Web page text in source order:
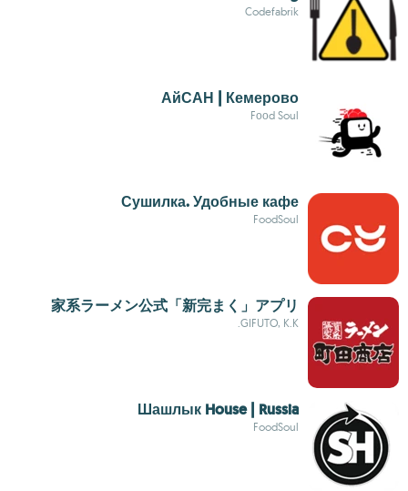
Codefabrik
АйСАН | Кемерово
Fооd Soul
Сушилка. Удобные кафе
FoodSoul
家系ラーメン公式「新完まく」アプリ
GIFUTO, K.K.
Шашлык House | Russia
FoodSoul